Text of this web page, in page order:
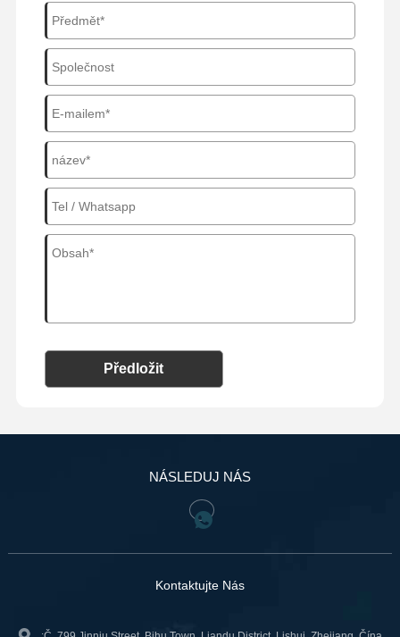
Předložit
NÁSLEDUJ NÁS
Kontaktujte Nás